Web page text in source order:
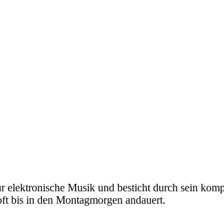
Musik und besticht durch sein
bis in den Montagmorgen andauert.